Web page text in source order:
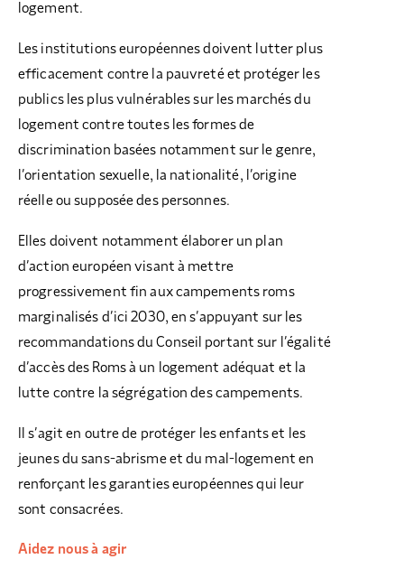
logement.
Les institutions européennes doivent lutter plus
efficacement contre la pauvreté et protéger les
publics les plus vulnérables sur les marchés du
logement contre toutes les formes de
discrimination basées notamment sur le genre,
l’orientation sexuelle, la nationalité, l’origine
réelle ou supposée des personnes.
Elles doivent notamment élaborer un plan
d’action européen visant à mettre
progressivement fin aux campements roms
marginalisés d’ici 2030, en s’appuyant sur les
recommandations du Conseil portant sur l’égalité
d’accès des Roms à un logement adéquat et la
lutte contre la ségrégation des campements.
Il s’agit en outre de protéger les enfants et les
jeunes du sans-abrisme et du mal-logement en
renforçant les garanties européennes qui leur
sont consacrées.
Aidez nous à agir